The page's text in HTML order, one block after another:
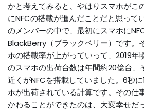
かと考えてみると、やはりスマホがこ
にNFCの搭載が進んだことだと思って
のメンバーの中で、最初にスマホに
BlackBerry（ブラックベリー）です。
ホの搭載率が上がっていって、2019年
のスマホの出荷台数は年間約20億台、
近くがNFCを搭載していました。6秒
ホが出荷されている計算です。その仕
かわることができたのは、大変幸せだ